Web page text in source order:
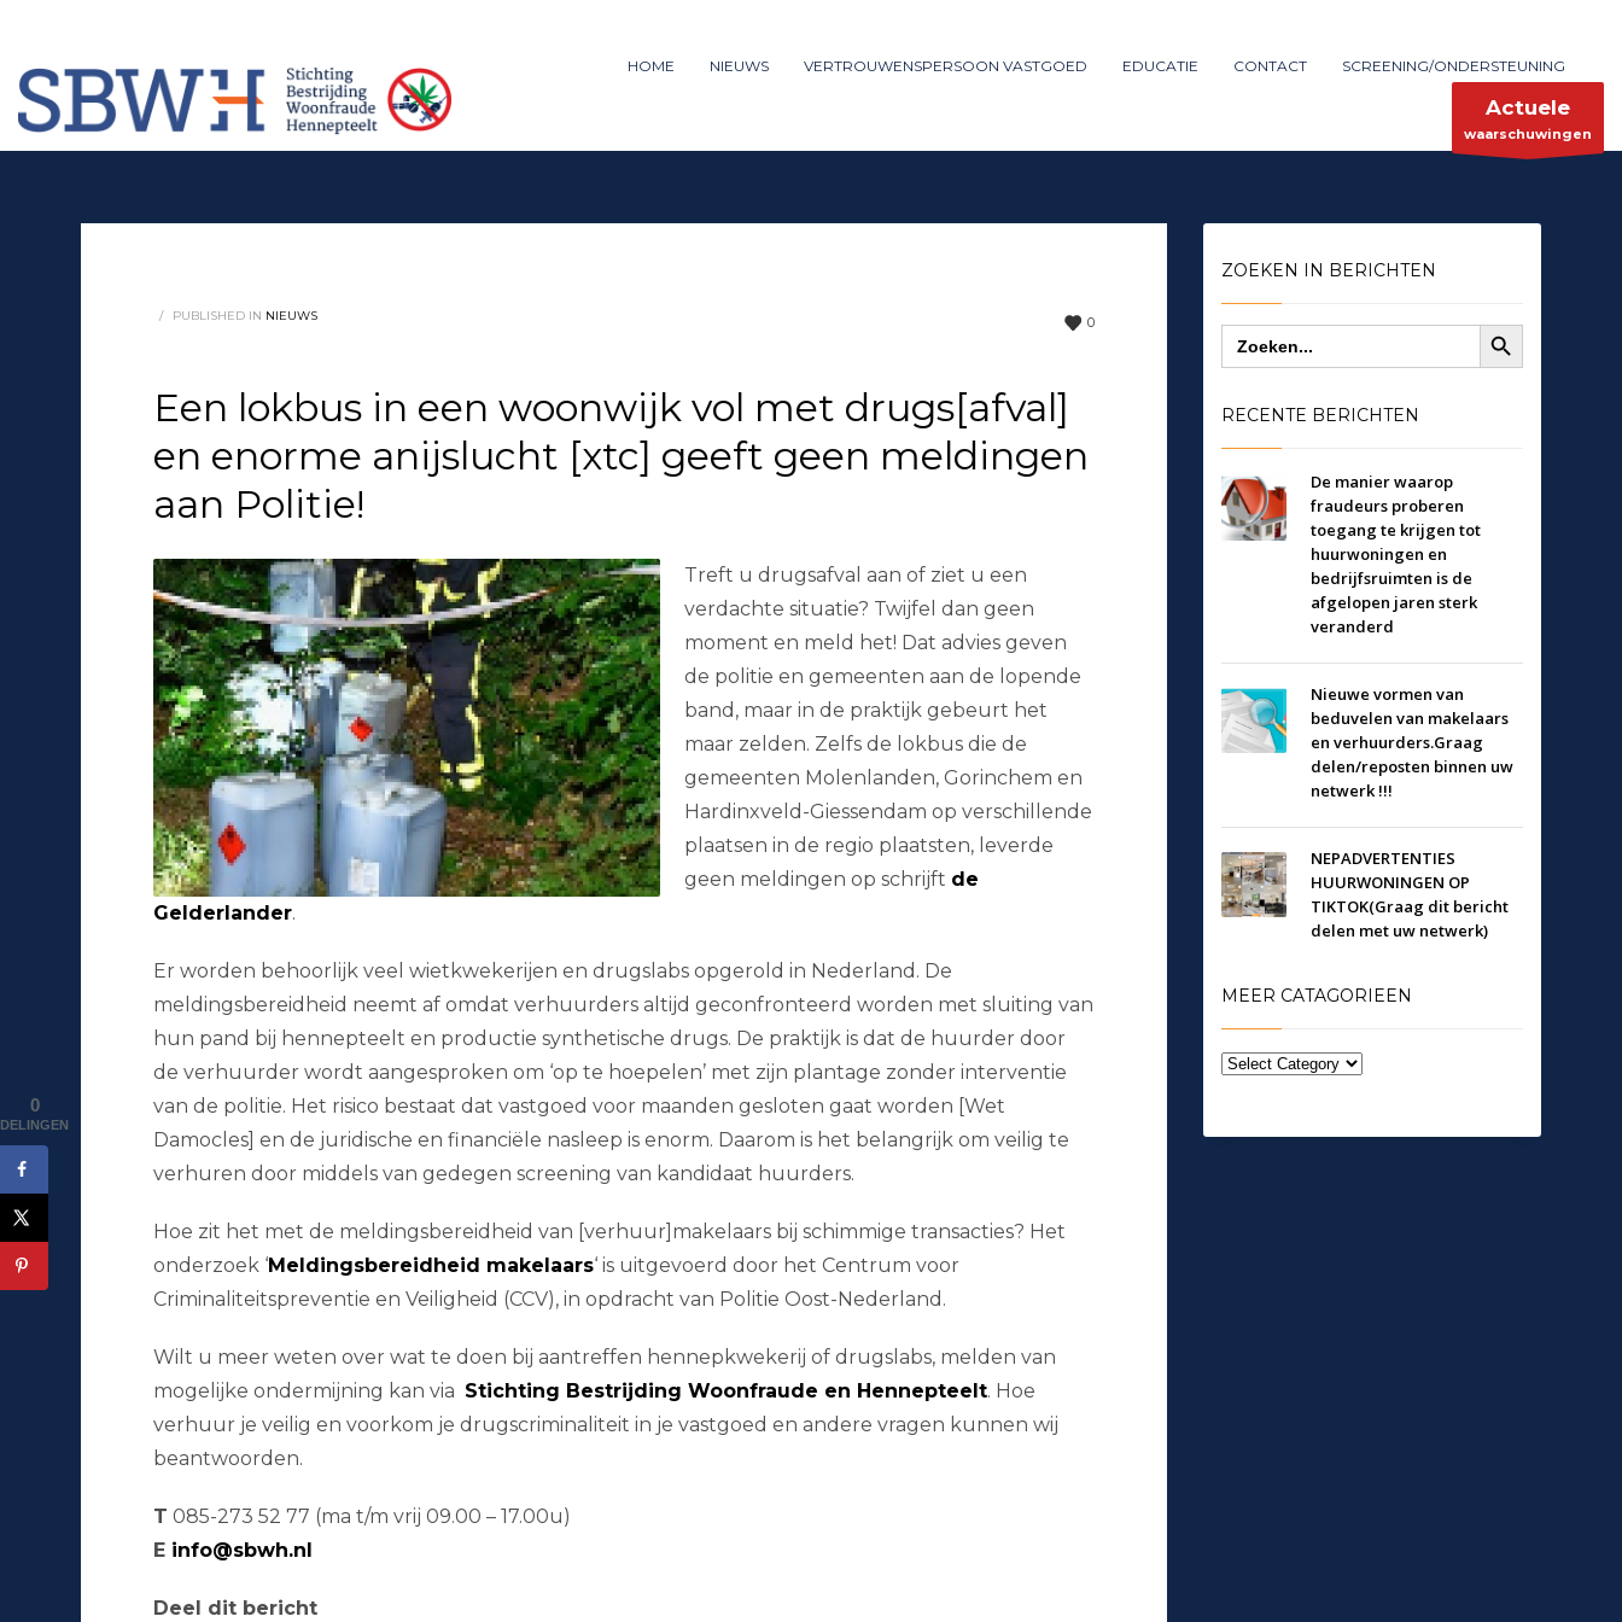
×
1 Login or create new account.
If you still have problems, please let us know, by sending an email to support@website.com . Thank you!
Mon-Fri 9:00AM - 6:00AM
HOME NIEUWS VERTROUWENSPERSOON VASTGOED EDUCATIE CONTACT SCREENING/ONDERSTEUNING
Actuele
waarschuwingen
0
/ PUBLISHED IN NIEUWS
Een lokbus in een woonwijk vol met drugs[afval]
en enorme anijslucht [xtc] geeft geen meldingen
aan Politie!
Treft u drugsafval aan of ziet u een
verdachte situatie? Twijfel dan geen
moment en meld het! Dat advies geven
de politie en gemeenten aan de lopende
band, maar in de praktijk gebeurt het
maar zelden. Zelfs de lokbus die de
gemeenten Molenlanden, Gorinchem en
Hardinxveld-Giessendam op verschillende
plaatsen in de regio plaatsten, leverde
geen meldingen op schrijft de
Gelderlander.
Er worden behoorlijk veel wietkwekerijen en drugslabs opgerold in Nederland. De
meldingsbereidheid neemt af omdat verhuurders altijd geconfronteerd worden met sluiting van
hun pand bij hennepteelt en productie synthetische drugs. De praktijk is dat de huurder door
de verhuurder wordt aangesproken om ‘op te hoepelen’ met zijn plantage zonder interventie
van de politie. Het risico bestaat dat vastgoed voor maanden gesloten gaat worden [Wet
Damocles] en de juridische en financiële nasleep is enorm. Daarom is het belangrijk om veilig te
verhuren door middels van gedegen screening van kandidaat huurders.
Hoe zit het met de meldingsbereidheid van [verhuur]makelaars bij schimmige transacties? Het
onderzoek ‘Meldingsbereidheid makelaars‘ is uitgevoerd door het Centrum voor
Criminaliteitspreventie en Veiligheid (CCV), in opdracht van Politie Oost-Nederland.
Wilt u meer weten over wat te doen bij aantreffen hennepkwekerij of drugslabs, melden van
mogelijke ondermijning kan via Stichting Bestrijding Woonfraude en Hennepteelt. Hoe
verhuur je veilig en voorkom je drugscriminaliteit in je vastgoed en andere vragen kunnen wij
beantwoorden.
T 085-273 52 77 (ma t/m vrij 09.00 – 17.00u)
E info@sbwh.nl
Deel dit bericht
ZOEKEN IN BERICHTEN
Zoek
naar:
Zoekknop
RECENTE BERICHTEN
De manier waarop
fraudeurs proberen
toegang te krijgen tot
huurwoningen en
bedrijfsruimten is de
afgelopen jaren sterk
veranderd
Nieuwe vormen van
beduvelen van makelaars
en verhuurders.Graag
delen/reposten binnen uw
netwerk !!!
NEPADVERTENTIES
HUURWONINGEN OP
TIKTOK(Graag dit bericht
delen met uw netwerk)
MEER CATAGORIEEN
0
DELINGEN